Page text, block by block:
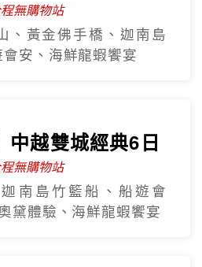
無購物站
、黃金佛手橋、迦南島
安、海鮮龍蝦饗宴
中越雙城經典6日
無購物站
南島竹籃船、船遊會
黛體驗、海鮮龍蝦饗宴